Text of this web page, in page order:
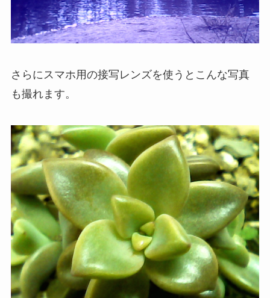
さらにスマホ用の接写レンズを使うとこんな写真
も撮れます。